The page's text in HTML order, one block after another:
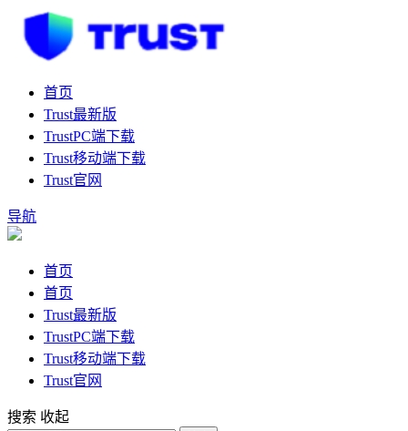
首页
Trust最新版
TrustPC端下载
Trust移动端下载
Trust官网
导航
首页
首页
Trust最新版
TrustPC端下载
Trust移动端下载
Trust官网
搜索 收起